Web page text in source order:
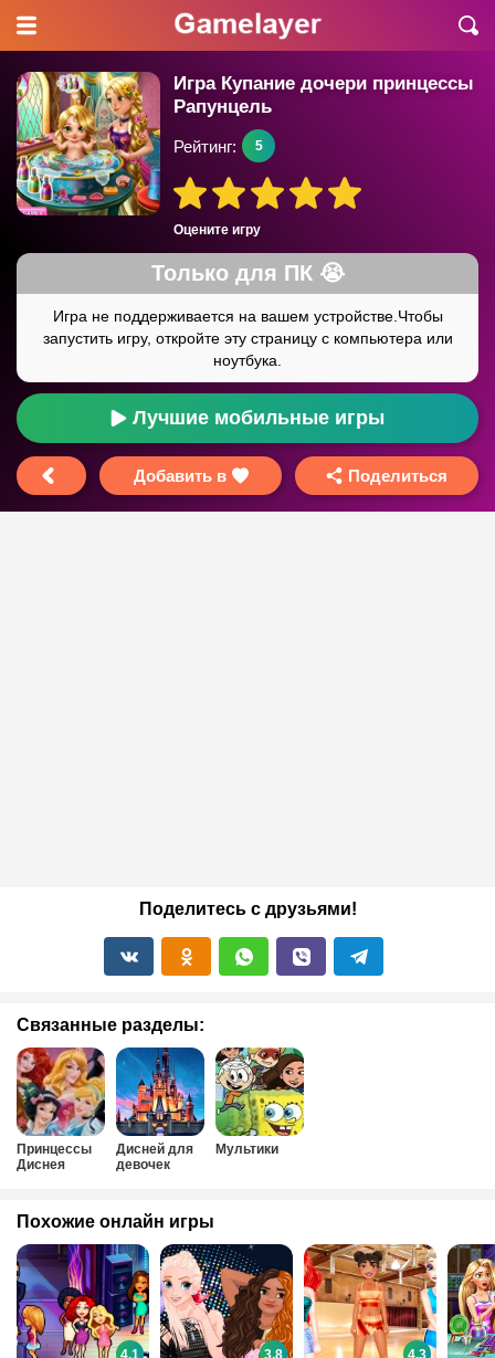
Игра Купание дочери принцессы
Рапунцель
Оцените игру
Рейтинг: 5
Лучшие мобильные игры
Добавить в Поделиться
Поделитесь с друзьями!
Связанные разделы:
Принцессы
Диснея
Дисней для
девочек
Мультики
Похожие онлайн игры
4.1 3.8 4.3